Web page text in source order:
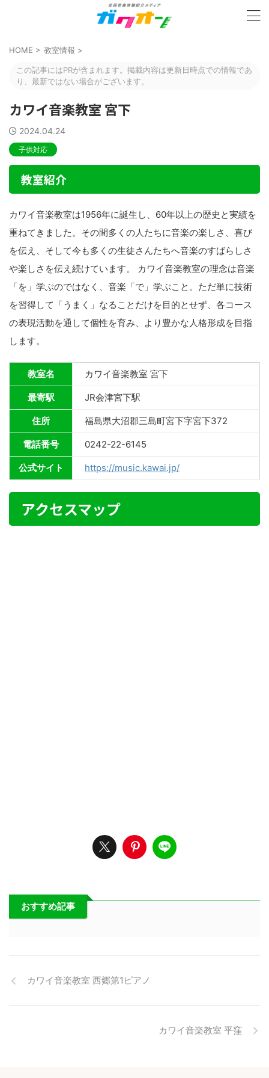
HOME > 教室情報 >
この記事にはPRが含まれます。掲載内容は更新日時点での情報であ
り、最新ではない場合がございます。
カワイ音楽教室 宮下
2024.04.24
子供対応
教室紹介
カワイ音楽教室は1956年に誕生し、60年以上の歴史と実績を
重ねてきました。その間多くの人たちに音楽の楽しさ、喜び
を伝え、そして今も多くの生徒さんたちへ音楽のすばらしさ
や楽しさを伝え続けています。 カワイ音楽教室の理念は音楽
「を」学ぶのではなく、音楽「で」学ぶこと。ただ単に技術
を習得して「うまく」なることだけを目的とせず、各コース
の表現活動を通して個性を育み、より豊かな人格形成を目指
します。
教室名 カワイ音楽教室 宮下
最寄駅 JR会津宮下駅
住所 福島県大沼郡三島町宮下字宮下372
電話番号 0242-22-6145
公式サイト https://music.kawai.jp/
アクセスマップ
おすすめ記事
カワイ音楽教室 西郷第1ピアノ
カワイ音楽教室 平窪